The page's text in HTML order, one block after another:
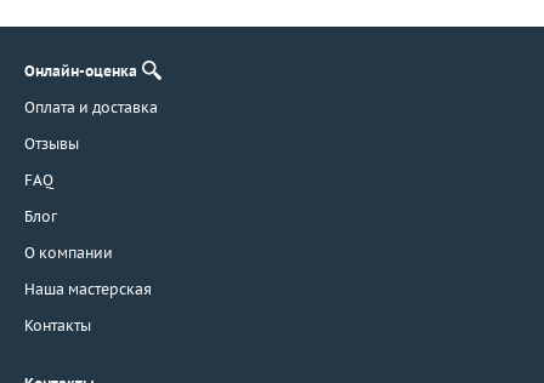
Онлайн-оценка
Оплата и доставка
Отзывы
FAQ
Блог
О компании
Наша мастерская
Контакты